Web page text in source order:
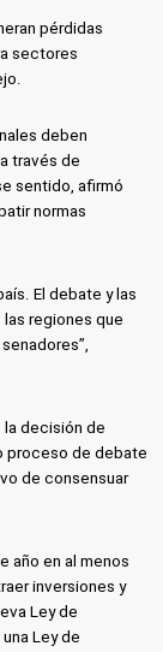
pérdidas
sectores
deben
través de
sentido, afirmó
normas
El debate y las
regiones que
la decisión de
proceso de debate
de consensuar
año en al menos
inversiones y
Ley de
Ley de